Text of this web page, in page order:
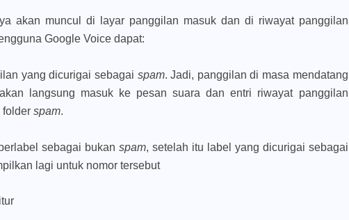
akan muncul di layar panggilan masuk dan di riwayat panggilan
Google Voice dapat:
yang dicurigai sebagai spam. Jadi, panggilan di masa mendatang
langsung masuk ke pesan suara dan entri riwayat panggilan
folderspam.
sebagai bukanspam, setelah itu label yang dicurigai sebagai
lagi untuk nomor tersebut